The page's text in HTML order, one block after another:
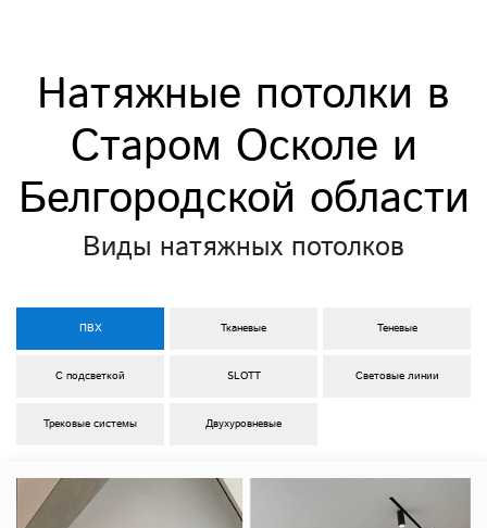
Натяжные потолки в
Старом Осколе и
Белгородской области
Виды натяжных потолков
ПВХ Тканевые Теневые
С подсветкой SLOTT Световые линии
Трековые системы Двухуровневые